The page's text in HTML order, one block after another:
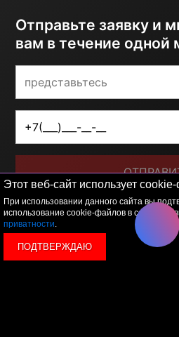
Этот веб-сайт использует
При использовании данного сайта вы
использование cookie-файлов в
приватности.
ПОДТВЕРЖДАЮ
Отправьте заявку и
вам в течение одной
Я принимаю условия
персональных данных